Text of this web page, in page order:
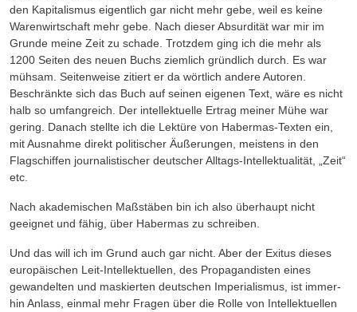
den Kapitalismus eigentlich gar nicht mehr gebe, weil es keine
Warenwirtschaft mehr gebe. Nach dieser Absurdität war mir im
Grunde meine Zeit zu schade. Trotzdem ging ich die mehr als
1200 Seiten des neuen Buchs ziemlich gründlich durch. Es war
mühsam. Seitenweise zitiert er da wörtlich andere Autoren.
Beschränkte sich das Buch auf seinen eigenen Text, wäre es nicht
halb so umfangreich. Der intellektuelle Ertrag meiner Mühe war
gering. Danach stellte ich die Lektüre von Habermas-Texten ein,
mit Ausnahme direkt politischer Äußerungen, meistens in den
Flagschiffen journalistischer deutscher Alltags-Intellektualität, „Zeit“
etc.
Nach akademischen Maßstäben bin ich also überhaupt nicht
geeignet und fähig, über Habermas zu schreiben.
Und das will ich im Grund auch gar nicht. Aber der Exitus dieses
europäischen Leit-Intellektuel­len, des Propagandisten eines
gewandelten und maskierten deutschen Imperialismus, ist immer­
hin Anlass, einmal mehr Fragen über die Rolle von Intellektuellen